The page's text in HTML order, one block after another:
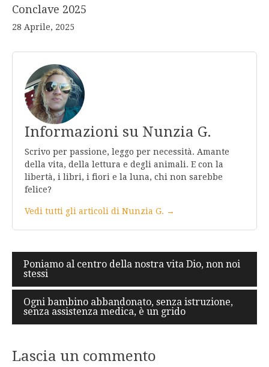
Conclave 2025
28 Aprile, 2025
Informazioni su Nunzia G.
Scrivo per passione, leggo per necessità. Amante
della vita, della lettura e degli animali. E con la
libertà, i libri, i fiori e la luna, chi non sarebbe
felice?
Vedi tutti gli articoli di Nunzia G. →
Navigazione
articoli
Poniamo al centro della nostra vita Dio, non noi
stessi
Ogni bambino abbandonato, senza istruzione,
senza assistenza medica, è un grido
Lascia un commento